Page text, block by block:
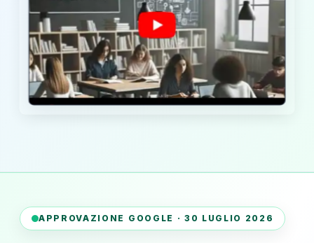
APPROVAZIONE GOOGLE · 30 LUGLIO 2026